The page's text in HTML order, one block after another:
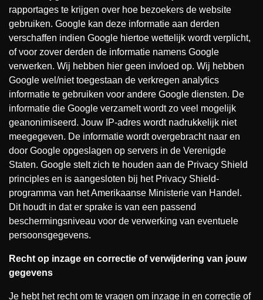
rapportages te krijgen over hoe bezoekers de website
gebruiken. Google kan deze informatie aan derden
verschaffen indien Google hiertoe wettelijk wordt verplicht,
of voor zover derden de informatie namens Google
verwerken. Wij hebben hier geen invloed op. Wij hebben
Google wel/niet toegestaan de verkregen analytics
informatie te gebruiken voor andere Google diensten. De
informatie die Google verzamelt wordt zo veel mogelijk
geanonimiseerd. Jouw IP-adres wordt nadrukkelijk niet
meegegeven. De informatie wordt overgebracht naar en
door Google opgeslagen op servers in de Verenigde
Staten. Google stelt zich te houden aan de Privacy Shield
principles en is aangesloten bij het Privacy Shield-
programma van het Amerikaanse Ministerie van Handel.
Dit houdt in dat er sprake is van een passend
beschermingsniveau voor de verwerking van eventuele
persoonsgegevens.
Recht op inzage en correctie of verwijdering van jouw
gegevens
Je hebt het recht om te vragen om inzage in en correctie of